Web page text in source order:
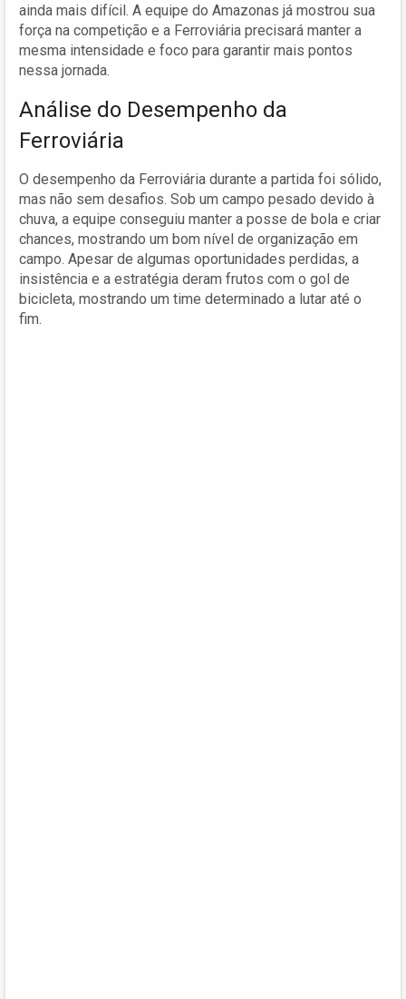
ainda mais difícil. A equipe do Amazonas já mostrou sua
força na competição e a Ferroviária precisará manter a
mesma intensidade e foco para garantir mais pontos
nessa jornada.
Análise do Desempenho da
Ferroviária
O desempenho da Ferroviária durante a partida foi sólido,
mas não sem desafios. Sob um campo pesado devido à
chuva, a equipe conseguiu manter a posse de bola e criar
chances, mostrando um bom nível de organização em
campo. Apesar de algumas oportunidades perdidas, a
insistência e a estratégia deram frutos com o gol de
bicicleta, mostrando um time determinado a lutar até o
fim.